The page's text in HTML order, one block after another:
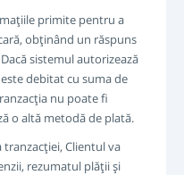
primite pentru a
obţinând un răspuns
sistemul autorizează
debitat cu suma de
nu poate fi
o altă metodă de plată.
Clientul va
rezumatul plăţii şi